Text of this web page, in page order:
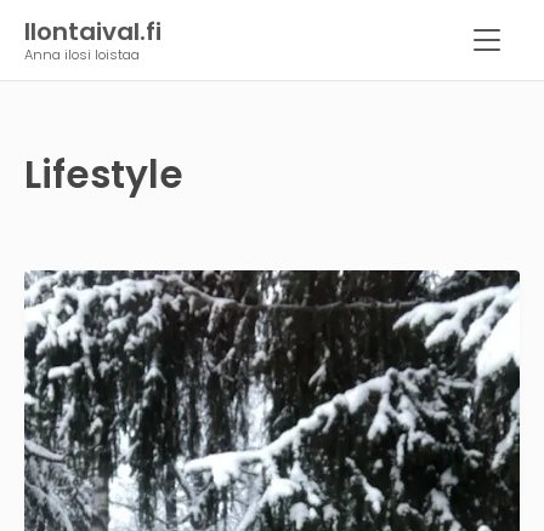
Ilontaival.fi
Anna ilosi loistaa
Lifestyle